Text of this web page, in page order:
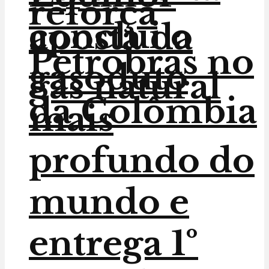
reforça
aposta da
Petrobras no
gás natural
da Colômbia
conclui o
gasoduto
mais
profundo do
mundo e
entrega 1º